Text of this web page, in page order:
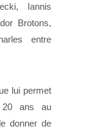
Iannis
Brotons,
entre
lui permet
20 ans au
donner de